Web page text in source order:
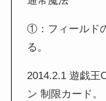
①：フィールド
る。
2014.2.1 遊戯王
ン 制限カード。